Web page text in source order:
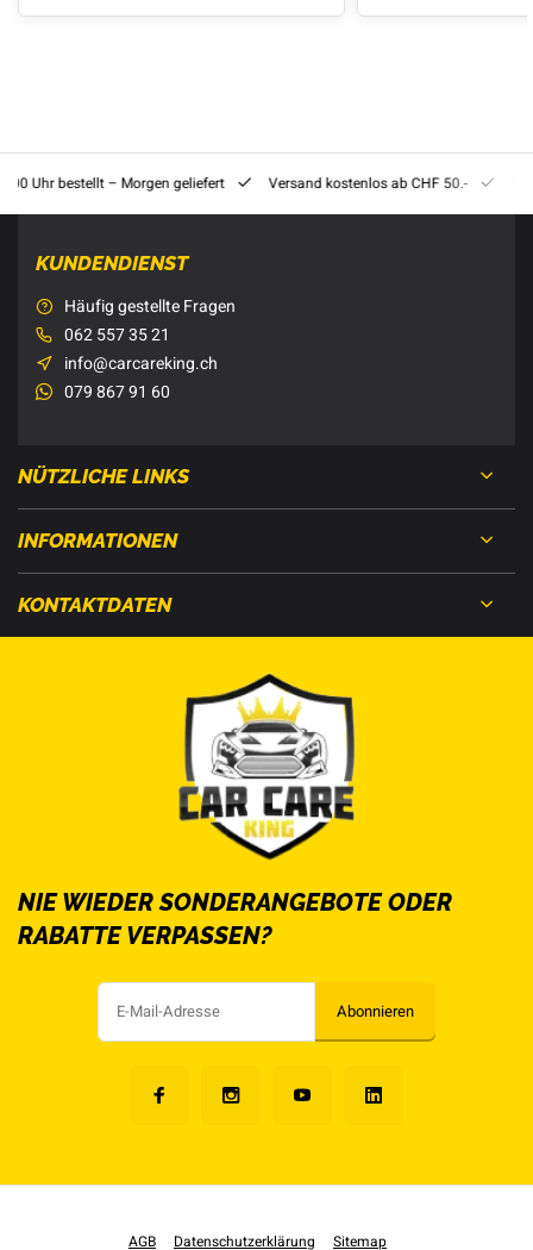
Uhr bestellt – Morgen geliefert Versand kostenlos ab CHF 50.-
KUNDENDIENST
Häufig gestellte Fragen
062 557 35 21
info@carcareking.ch
079 867 91 60
NÜTZLICHE LINKS
INFORMATIONEN
KONTAKTDATEN
NIE WIEDER SONDERANGEBOTE ODER
RABATTE VERPASSEN?
Abonnieren
AGB Datenschutzerklärung Sitemap